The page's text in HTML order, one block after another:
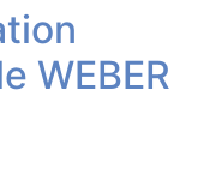
WEBER